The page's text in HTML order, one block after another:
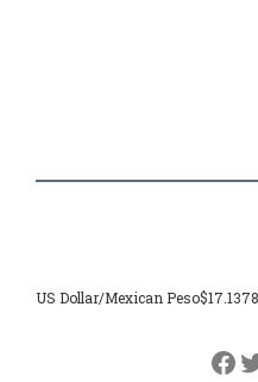
US Dollar/Mexican Peso$17.1378